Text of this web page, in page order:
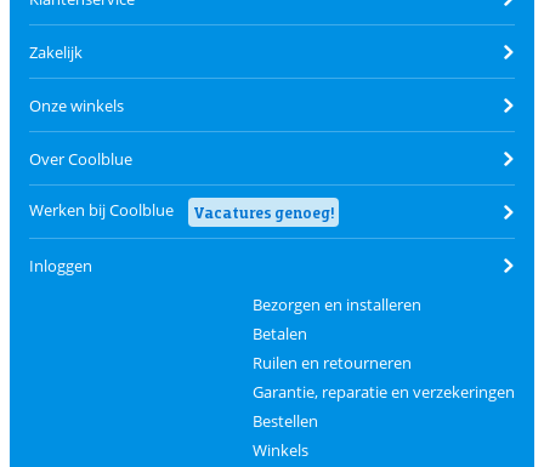
Zakelijk
Onze winkels
Over Coolblue
Werken bij Coolblue Vacatures genoeg!
Inloggen
Bezorgen en installeren
Betalen
Ruilen en retourneren
Garantie, reparatie en verzekeringen
Bestellen
Winkels